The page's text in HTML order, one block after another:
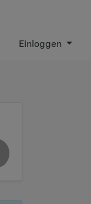
Einloggen